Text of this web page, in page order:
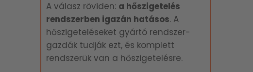
A válasz röviden: a hőszigetelés
rendszerben igazán hatásos. A
hőszigeteléseket gyártó rendszer-
gazdák tudják ezt, és komplett
rendszerük van a hőszigetelésre.